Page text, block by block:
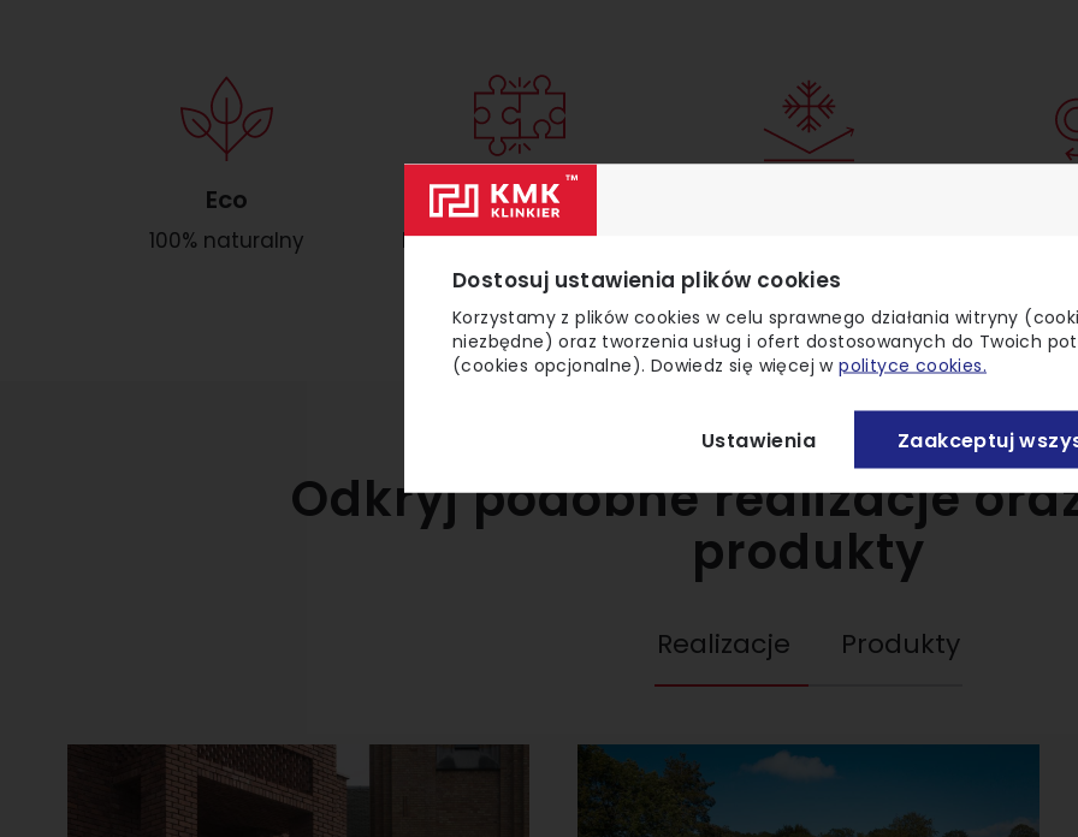
Eco
100% naturalny
Kompletny
Do każdej cegły płytka
Odkryj podobne realizacje
produkty
Realizacje Produkty
Dostosuj ustawienia plików cookies
Korzystamy z plików cookies w celu sprawnego działania witryny
niezbędne) oraz tworzenia usług i ofert dostosowanych do Twoich
(cookies opcjonalne). Dowiedz się więcej wpolityce cookies.
Ustawienia Zaakceptuj